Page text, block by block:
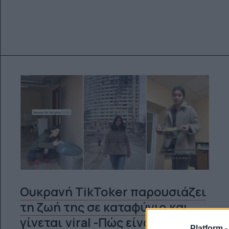
Ουκρανή TikToker παρουσιάζει
τη ζωή της σε καταφύγιο και
γίνεται viral -Πώς είναι η